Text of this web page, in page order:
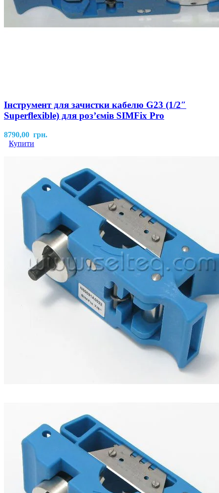
Інструмент для зачистки кабелю G23 (1/2″
Superflexible) для роз’ємів SIMFix Pro
8790,00 грн.
Купити